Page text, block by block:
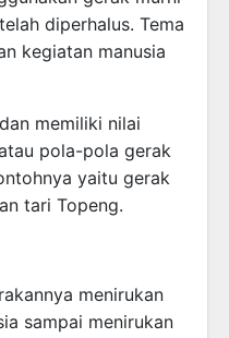
diperhalus. Tema
kegiatan manusia
memiliki nilai
pola-pola gerak
yaitu gerak
tari Topeng.
menirukan
sampai menirukan